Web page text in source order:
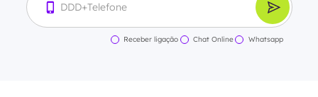
Receber ligação Chat Online Whatsapp